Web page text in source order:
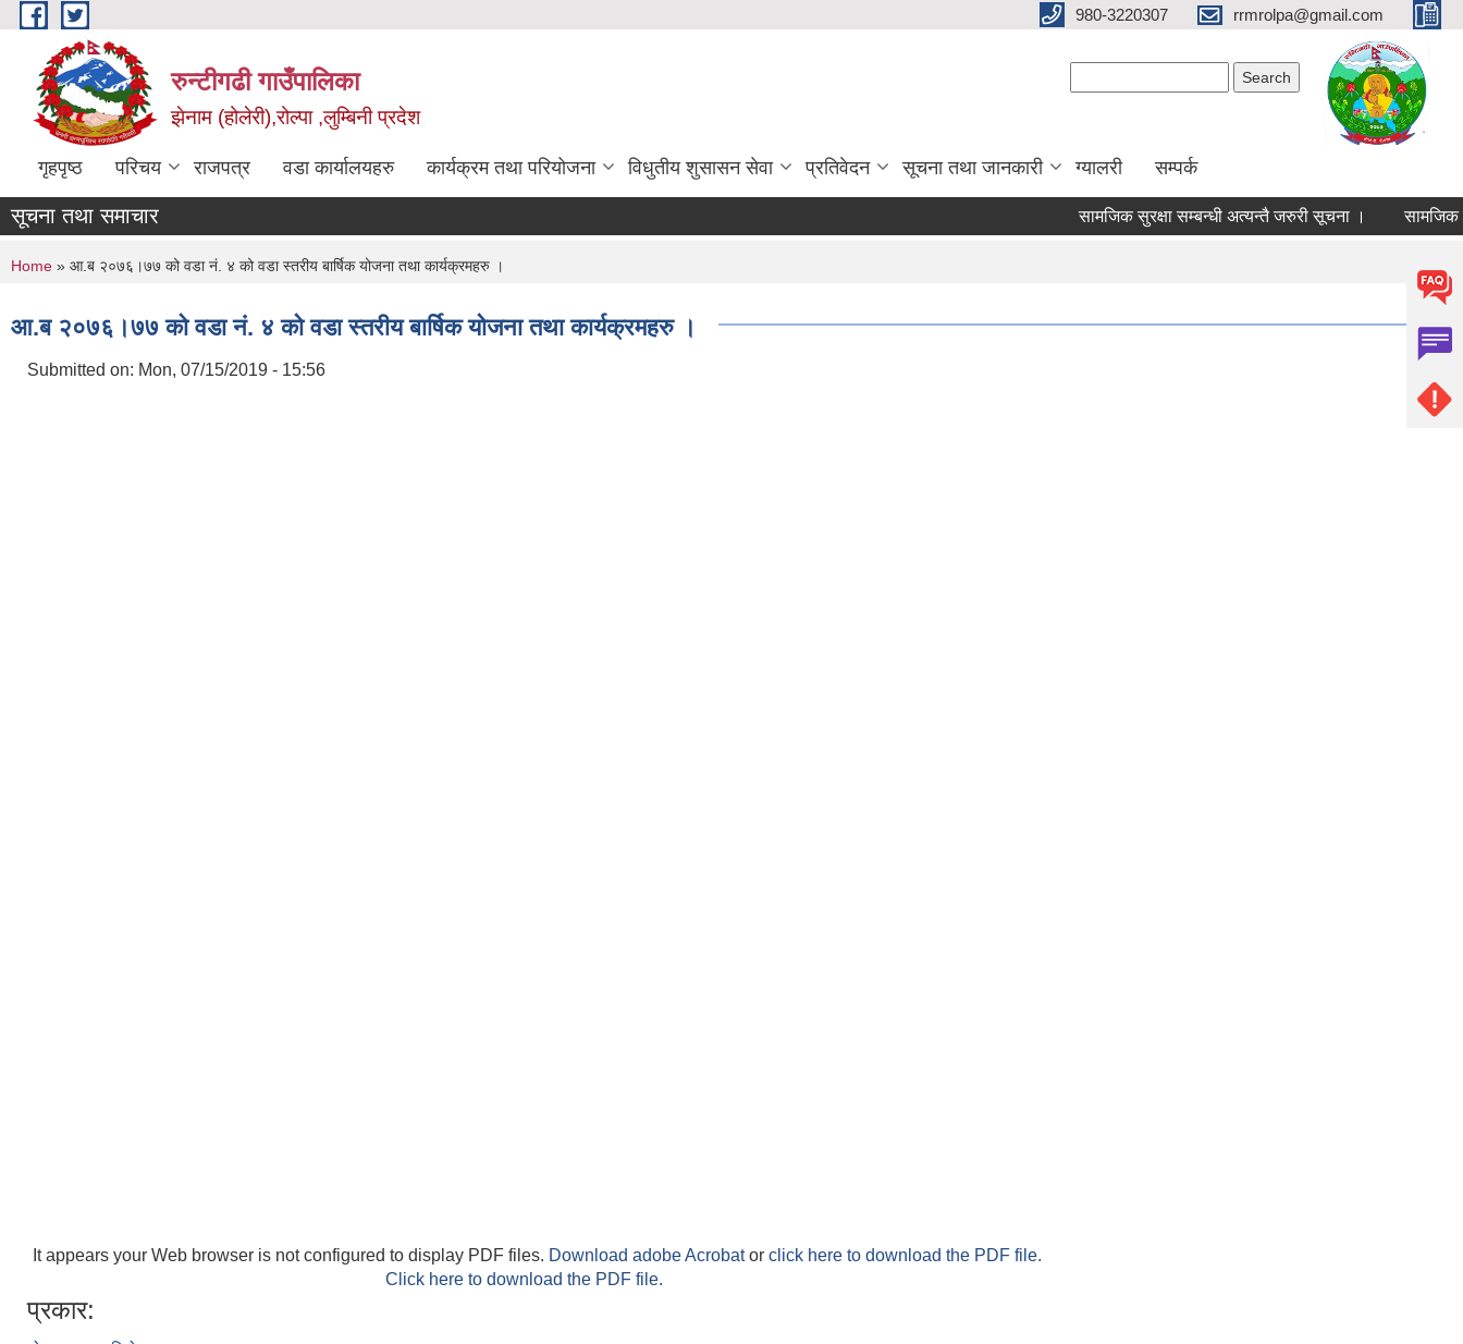
Skip to main content 980-3220307 rrmrolpa@gmail.com
रुन्टीगढी गाउँपालिका
झेनाम (होलेरी),रोल्पा ,लुम्बिनी प्रदेश
गृहपृष्ठ परिचय राजपत्र वडा कार्यालयहरु कार्यक्रम तथा परियोजना विधुतीय शुसासन सेवा प्रतिवेदन सूचना तथा जानकारी ग्यालरी सम्पर्क
सूचना तथा समाचार सामजिक सुरक्षा सम्बन्धी अत्यन्तै जरुरी सूचना । सामजिक
You are here
Home » आ.ब २०७६।७७ को वडा नं. ४ को वडा स्तरीय बार्षिक योजना तथा कार्यक्रमहरु ।
आ.ब २०७६।७७ को वडा नं. ४ को वडा स्तरीय बार्षिक योजना तथा कार्यक्रमहरु ।
Submitted on: Mon, 07/15/2019 - 15:56
It appears your Web browser is not configured to display PDF files. Download adobe Acrobator click here to download the PDF file.
Click here to download the PDF file.
प्रकार: